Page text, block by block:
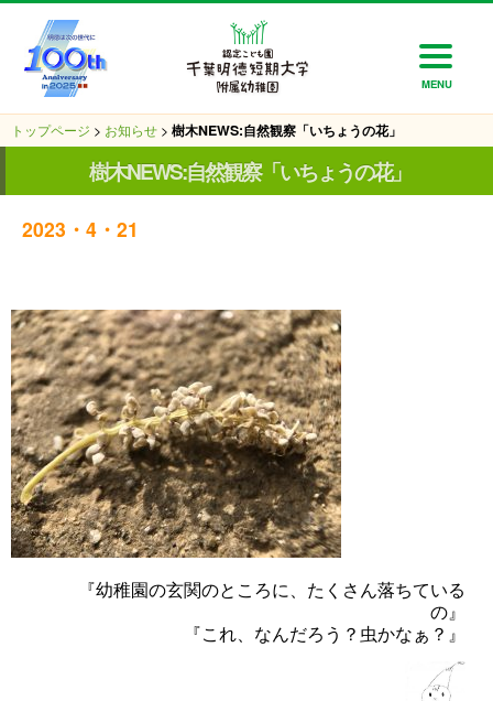
MENU
トップページ > お知らせ > 樹木NEWS:自然観察「いちょうの花」
樹木NEWS:自然観察「いちょうの花」
2023・4・21
『幼稚園の玄関のところに、たくさん落ちている
の』
『これ、なんだろう？虫かなぁ？』